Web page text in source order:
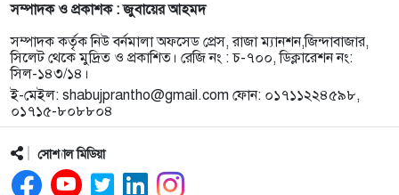
জকিগঞ্জে প্রাইম মিনিস্টার্স গোল্ডকাপ ফুটবল টুর্নামেন্ট
উপলক্ষে প্রস্তুতিমূলক সভা
১০
যশোরের স্কুলছাত্রীকে নিয়ে সিলেটে আত্মগোপন, মাজার
গেট থেকে গ্রেফতার হবিগঞ্জের যুবক
১১
বালাউটে ফ্রি চক্ষু চিকিৎসা ক্যাম্প : প্রায় ৫ শত রোগী
পেলেন চিকিৎসাসেবা, ছানি অপারেশনের জন্য ১৬২ জন
১২
সম্পাদক ও প্রকাশক : জুবায়ের আহমদ
সম্পাদক কর্তৃক নিউ বর্নমালা অফসেড প্রেস, রাজা ম্যানশন,জিন্দাবাজার,
সিলেট থেকে মুদ্রিত ও প্রকাশিত। রেজি নং : চ-৭০০, ডিক্লারেশন নং:
সিল-১৪৩/১৪।
ই-মেইল: shabujprantho@gmail.com ফোন: ০১৭১১২২৪৫৯৮,
০১৭১৫-৮০৮৮০৪
সোশ্যাল মিডিয়া